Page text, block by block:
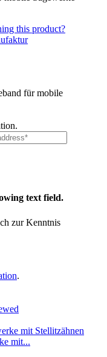
this product?
für mobile
text field.
zur Kenntnis
.
mit...